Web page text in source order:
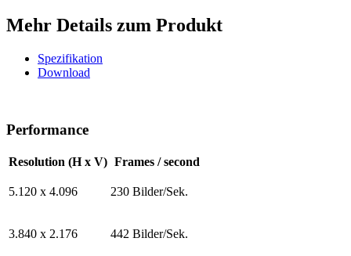
Mehr Details zum Produkt
Spezifikation
Download
Performance
Resolution (H x V) Frames / second
5.120 x 4.096 230 Bilder/Sek.
3.840 x 2.176 442 Bilder/Sek.